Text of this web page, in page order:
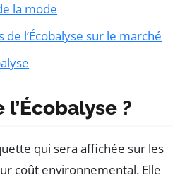
la mode
l’Écobalyse sur le marché
l’Écobalyse ?
qui sera affichée sur les
coût environnemental. Elle